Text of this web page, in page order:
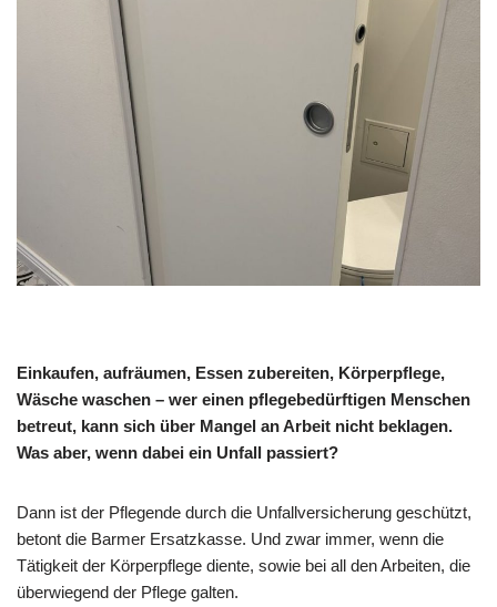
Einkaufen, aufräumen, Essen zubereiten, Körperpflege,
Wäsche waschen – wer einen pflegebedürftigen Menschen
betreut, kann sich über Mangel an Arbeit nicht beklagen.
Was aber, wenn dabei ein Unfall passiert?
Dann ist der Pflegende durch die Unfallversicherung geschützt,
betont die Barmer Ersatzkasse. Und zwar immer, wenn die
Tätigkeit der Körperpflege diente, sowie bei all den Arbeiten, die
überwiegend der Pflege galten.